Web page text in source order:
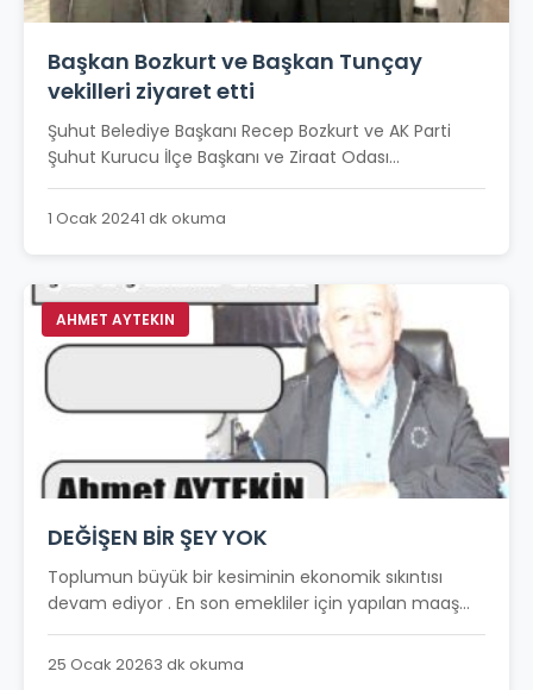
Başkan Bozkurt ve Başkan Tunçay
vekilleri ziyaret etti
Şuhut Belediye Başkanı Recep Bozkurt ve AK Parti
Şuhut Kurucu İlçe Başkanı ve Ziraat Odası...
1 Ocak 20241 dk okuma
AHMET AYTEKIN
DEĞİŞEN BİR ŞEY YOK
Toplumun büyük bir kesiminin ekonomik sıkıntısı
devam ediyor . En son emekliler için yapılan maaş...
25 Ocak 20263 dk okuma